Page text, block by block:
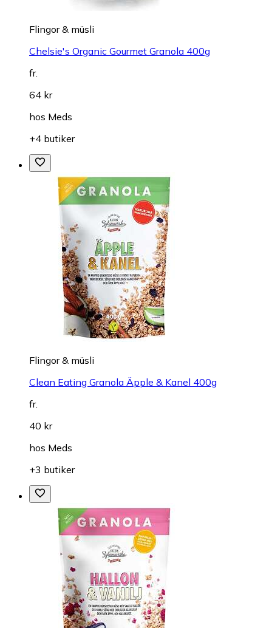
Flingor & müsli
Chelsie's Organic Gourmet Granola 400g
fr.
64 kr
hos Meds
+4 butiker
Flingor & müsli
Clean Eating Granola Äpple & Kanel 400g
fr.
40 kr
hos Meds
+3 butiker